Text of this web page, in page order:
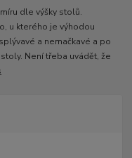
dle výšky stolů.
u kterého je výhodou
a nemačkavé a po
Není třeba uvádět, že